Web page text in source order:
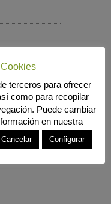
terceros para ofrecer
como para recopilar
Puede cambiar
en nuestra
Cancelar Configurar